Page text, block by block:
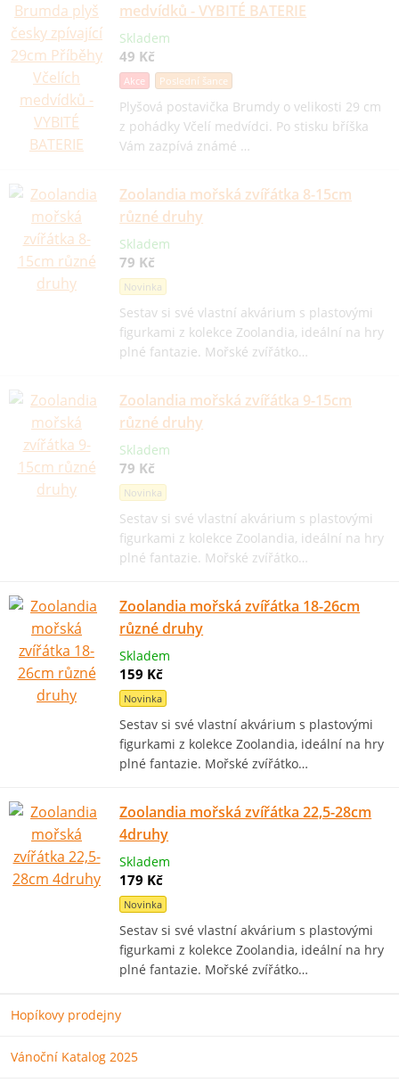
medvídků - VYBITÉ BATERIE
Skladem
49 Kč
Akce Poslední šance
Plyšová postavička Brumdy o velikosti 29 cm
z pohádky Včelí medvídci. Po stisku bříška
Vám zazpívá známé …
Zoolandia mořská zvířátka 8-15cm
různé druhy
Skladem
79 Kč
Novinka
Sestav si své vlastní akvárium s plastovými
figurkami z kolekce Zoolandia, ideální na hry
plné fantazie. Mořské zvířátko…
Zoolandia mořská zvířátka 9-15cm
různé druhy
Skladem
79 Kč
Novinka
Sestav si své vlastní akvárium s plastovými
figurkami z kolekce Zoolandia, ideální na hry
plné fantazie. Mořské zvířátko…
Zoolandia mořská zvířátka 18-26cm
různé druhy
Skladem
159 Kč
Novinka
Sestav si své vlastní akvárium s plastovými
figurkami z kolekce Zoolandia, ideální na hry
plné fantazie. Mořské zvířátko…
Zoolandia mořská zvířátka 22,5-28cm
4druhy
Skladem
179 Kč
Novinka
Sestav si své vlastní akvárium s plastovými
figurkami z kolekce Zoolandia, ideální na hry
plné fantazie. Mořské zvířátko…
Hopíkovy prodejny
Vánoční Katalog 2025